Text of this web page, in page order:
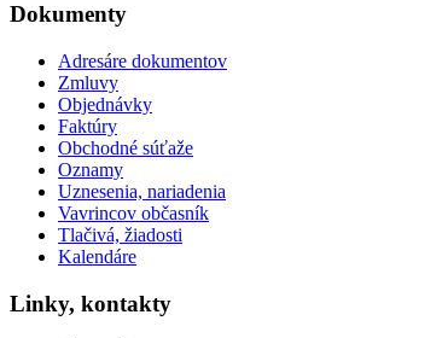
Dokumenty
Adresáre dokumentov
Zmluvy
Objednávky
Faktúry
Obchodné súťaže
Oznamy
Uznesenia, nariadenia
Vavrincov občasník
Tlačivá, žiadosti
Kalendáre
Linky, kontakty